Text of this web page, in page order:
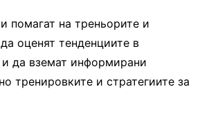
помагат на треньорите и
оценят тенденциите в
и да вземат информирани
тренировките и стратегиите за